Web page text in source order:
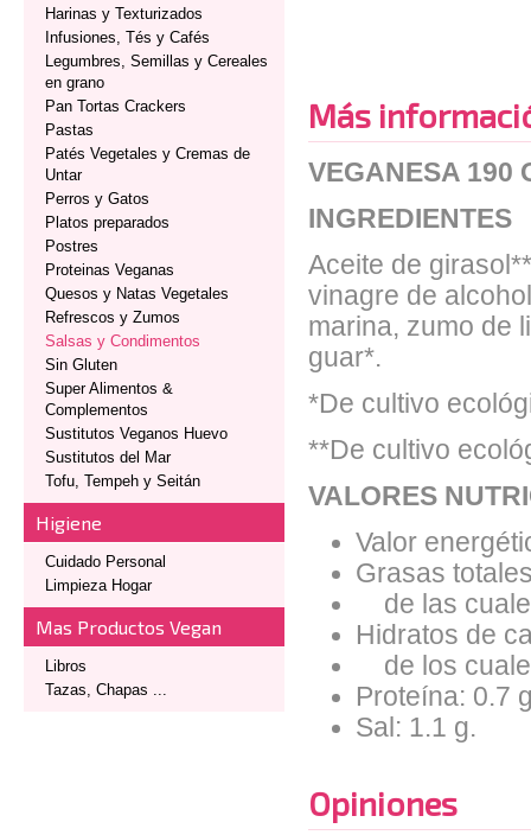
Harinas y Texturizados
Infusiones, Tés y Cafés
Legumbres, Semillas y Cereales
en grano
Pan Tortas Crackers
Pastas
Patés Vegetales y Cremas de
Untar
Perros y Gatos
Platos preparados
Postres
Proteinas Veganas
Quesos y Natas Vegetales
Refrescos y Zumos
Salsas y Condimentos
Sin Gluten
Super Alimentos &
Complementos
Sustitutos Veganos Huevo
Sustitutos del Mar
Tofu, Tempeh y Seitán
Higiene
Cuidado Personal
Limpieza Hogar
Mas Productos Vegan
Libros
Tazas, Chapas ...
Más
VEGANESA 190
INGREDIENTES
Aceite de
vinagre de
marina, zumo de
guar*.
*De cultivo
**De cultivo
VALORES
Valor
Grasas
de las
Hidratos de
de los
Proteína: 0.7
Sal: 1.1 g.
Opiniones